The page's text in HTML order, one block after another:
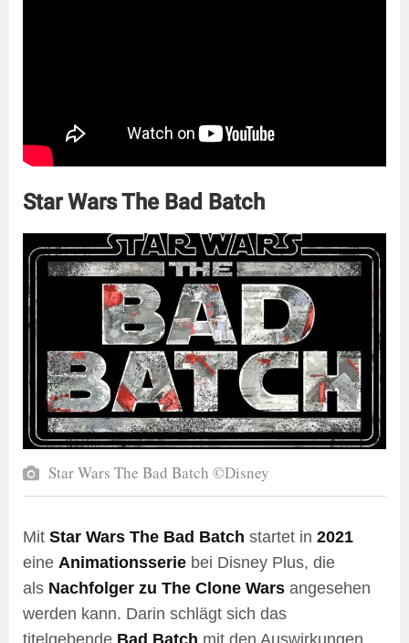
Star Wars The Bad Batch
Star Wars The Bad Batch ©Disney
Mit Star Wars The Bad Batch startet in 2021
eine Animationsserie bei Disney Plus, die
als Nachfolger zu The Clone Wars angesehen
werden kann. Darin schlägt sich das
titelgebende Bad Batch mit den Auswirkungen